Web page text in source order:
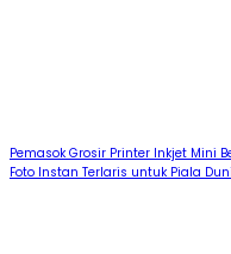
Pemasok Grosir Printer Inkjet Mini
Foto Instan Terlaris untuk Piala